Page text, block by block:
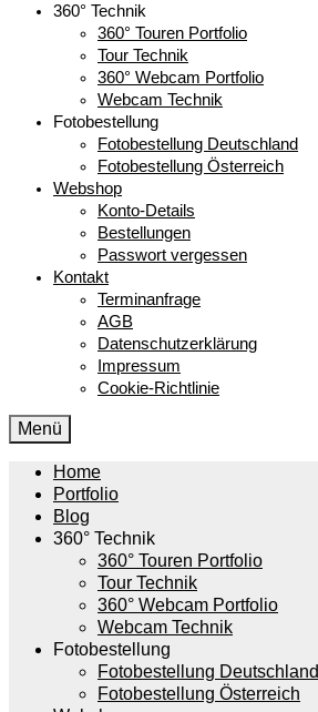
360° Technik
360° Touren Portfolio
Tour Technik
360° Webcam Portfolio
Webcam Technik
Fotobestellung
Fotobestellung Deutschland
Fotobestellung Österreich
Webshop
Konto-Details
Bestellungen
Passwort vergessen
Kontakt
Terminanfrage
AGB
Datenschutzerklärung
Impressum
Cookie-Richtlinie
Menü
Home
Portfolio
Blog
360° Technik
360° Touren Portfolio
Tour Technik
360° Webcam Portfolio
Webcam Technik
Fotobestellung
Fotobestellung Deutschland
Fotobestellung Österreich